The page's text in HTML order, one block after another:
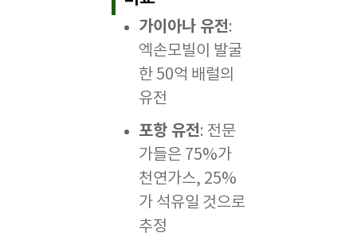
가이아나 유전:
엑손모빌이 발굴
한 50억 배럴의
유전
포항 유전: 전문
가들은 75%가
천연가스, 25%
가 석유일 것으로
추정